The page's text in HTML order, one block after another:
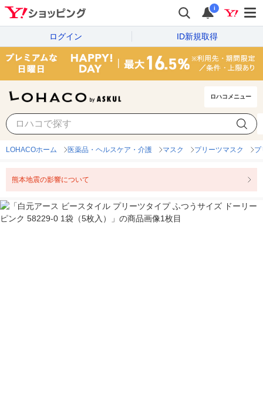
i
ログイン ID新規取得
ロハコメニュー
LOHACOホーム 医薬品・ヘルスケア・介護 マスク プリーツマスク
熊本地震の影響について